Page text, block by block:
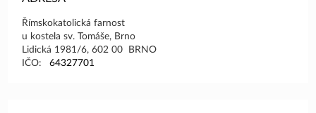
Římskokatolická farnost
u kostela sv. Tomáše, Brno
Lidická 1981/6, 602 00 BRNO
IČO:64327701